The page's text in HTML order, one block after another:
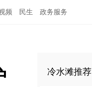
频 民生 政务服务
冷水滩推荐